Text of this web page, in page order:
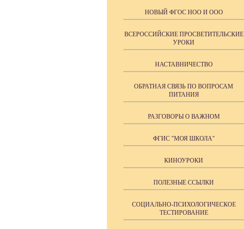
НОВЫЙ ФГОС НОО И ООО
ВСЕРОССИЙСКИЕ ПРОСВЕТИТЕЛЬСКИЕ
УРОКИ
НАСТАВНИЧЕСТВО
ОБРАТНАЯ СВЯЗЬ ПО ВОПРОСАМ
ПИТАНИЯ
РАЗГОВОРЫ О ВАЖНОМ
ФГИС "МОЯ ШКОЛА"
КИНОУРОКИ
ПОЛЕЗНЫЕ ССЫЛКИ
СОЦИАЛЬНО-ПСИХОЛОГИЧЕСКОЕ
ТЕСТИРОВАНИЕ